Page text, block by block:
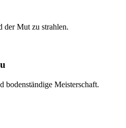
der Mut zu strahlen.
bodenständige Meisterschaft.